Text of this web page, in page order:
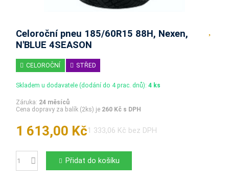
Celoroční pneu 185/60R15 88H, Nexen,
N'BLUE 4SEASON
CELOROČNÍ STŘED
Skladem u dodavatele (dodání do 4 prac. dnů):4 ks
Záruka: 24 měsíců
Cena dopravy za balík (2ks) je 260 Kč s DPH
1 613,00 Kč1 333,06 Kč bez DPH
Počet Přidat do košíku